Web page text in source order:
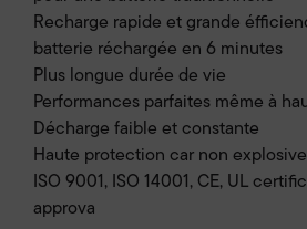
Recharge rapide et grande
batterie réchargée en 6 minutes
Plus longue durée de vie
Performances parfaites même à
Décharge faible et constante
Haute protection car non
ISO 9001, ISO 14001, CE, UL
approva